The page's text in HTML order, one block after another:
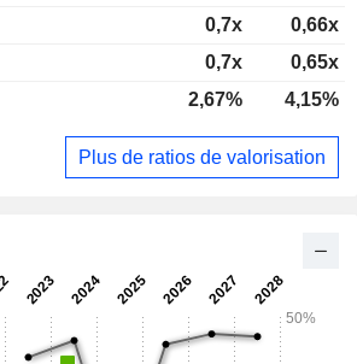
0,7x
0,66x
0,7x
0,65x
2,67% 4,15%
Plus de ratios de valorisation